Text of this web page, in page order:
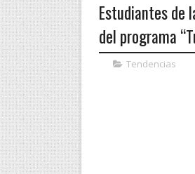
Estudiantes de
del programa
Tendencias